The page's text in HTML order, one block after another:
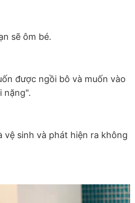
sẽ ôm bé.
được ngồi bô và muốn vào
nặng".
vệ sinh và phát hiện ra không